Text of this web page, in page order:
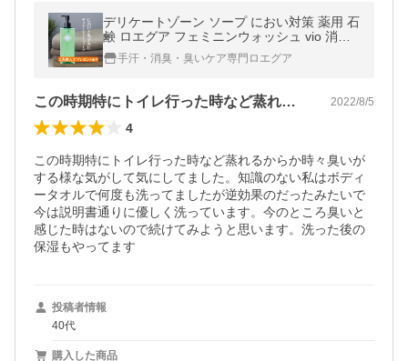
デリケートゾーン ソープ におい対策 薬用 石
鹸 ロエグア フェミニンウォッシュ vio 消臭
黒ずみ 保湿 フェムケア 日本製 医薬部外品
詰替あり
手汗・消臭・臭いケア専門ロエグア
この時期特にトイレ行った時など蒸れるか… 2022/8/5
4
この時期特にトイレ行った時など蒸れるからか時々臭いが
する様な気がして気にしてました。知識のない私はボディ
ータオルで何度も洗ってましたが逆効果のだったみたいで
今は説明書通りに優しく洗っています。今のところ臭いと
感じた時はないので続けてみようと思います。洗った後の
保湿もやってます
投稿者情報
40代
購入した商品